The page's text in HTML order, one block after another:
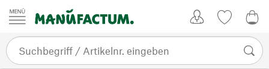
Zum Inhalt springen